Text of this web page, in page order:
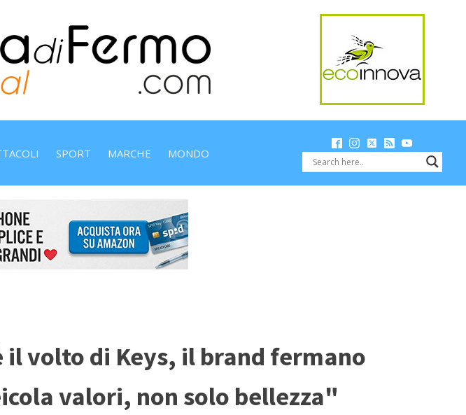
SPORT MARCHE MONDO
volto di Keys, il brand fermano
valori, non solo bellezza"